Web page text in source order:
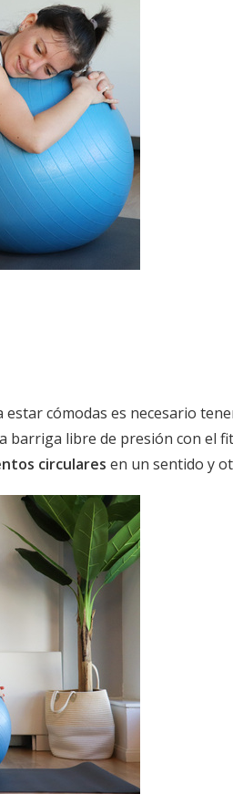
estar cómodas es necesario
barriga libre de presión con el
circulares en un sentido y